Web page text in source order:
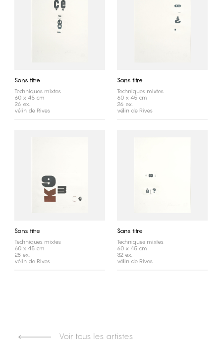
Sans titre
Techniques mixtes
60 x 45 cm
26 ex.
vélin de Rives
Sans titre
Techniques mixtes
60 x 45 cm
26 ex.
vélin de Rives
Sans titre
Techniques mixtes
60 x 45 cm
28 ex.
vélin de Rives
Sans titre
Techniques mixtes
60 x 45 cm
32 ex.
vélin de Rives
Voir tous les artistes